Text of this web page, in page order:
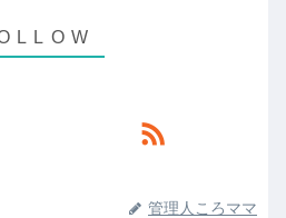
管理人ころママ